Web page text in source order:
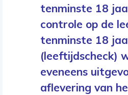
tenminste 18
controle op de
tenminste 18
(leeftijdscheck)
eveneens
aflevering van